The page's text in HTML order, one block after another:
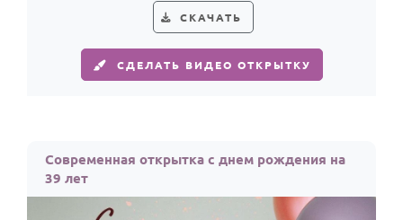
Все родственники
ПЕРСОНАЛЬНЫЕ
Пожелания
СКАЧАТЬ
СДЕЛАТЬ ВИДЕО ОТКРЫТКУ
Современная открытка с днем рождения на
39 лет